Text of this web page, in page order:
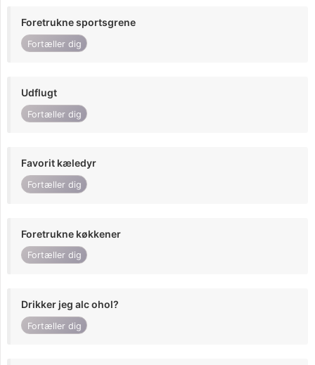
Foretrukne sportsgrene
Fortæller dig
Udflugt
Fortæller dig
Favorit kæledyr
Fortæller dig
Foretrukne køkkener
Fortæller dig
Drikker jeg alc ohol?
Fortæller dig